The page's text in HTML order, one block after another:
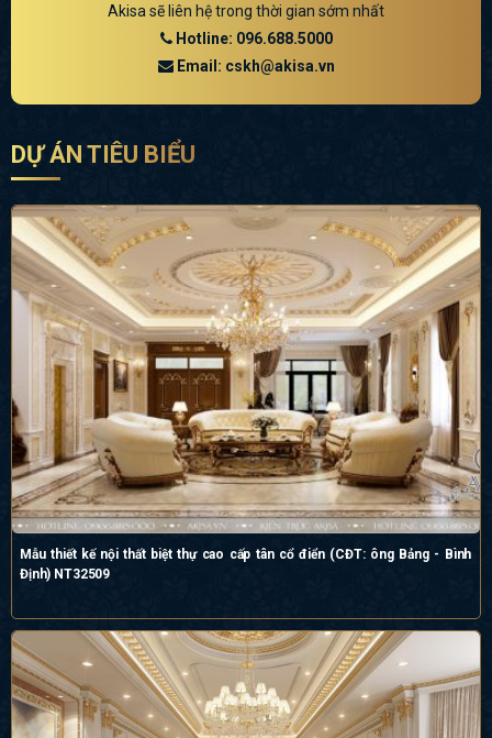
Akisa sẽ liên hệ trong thời gian sớm nhất
Hotline: 096.688.5000
Email: cskh@akisa.vn
DỰ ÁN TIÊU BIỂU
Mẫu thiết kế nội thất biệt thự cao cấp tân cổ điển (CĐT: ông Bảng - Bình
Định) NT32509